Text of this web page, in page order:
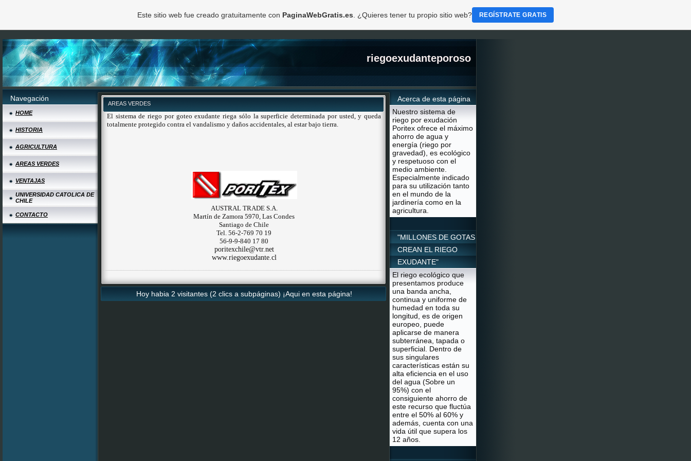
riegoexudanteporoso
Navegación
HOME
HISTORIA
AGRICULTURA
AREAS VERDES
VENTAJAS
UNIVERSIDAD CATOLICA DE
CHILE
CONTACTO
AREAS VERDES
El sistema de riego por goteo exudante riega sólo la superficie determinada por usted, y queda
totalmente protegido contra el vandalismo y daños accidentales, al estar bajo tierra.
AUSTRAL TRADE S.A.
Martín de Zamora 5970, Las Condes
Santiago de Chile
Tel. 56-2-769 70 19
56-9-9-840 17 80
poritexchile@vtr.net
www.riegoexudante.cl
Hoy habia 2 visitantes (2 clics a subpáginas) ¡Aqui en esta página!
Acerca de esta página
Nuestro sistema de
riego por exudación
Poritex ofrece el máximo
ahorro de agua y
energía (riego por
gravedad), es ecológico
y respetuoso con el
medio ambiente.
Especialmente indicado
para su utilización tanto
en el mundo de la
jardinería como en la
agricultura.
"MILLONES DE GOTAS
CREAN EL RIEGO
EXUDANTE"
El riego ecológico que
presentamos produce
una banda ancha,
continua y uniforme de
humedad en toda su
longitud, es de origen
europeo, puede
aplicarse de manera
subterránea, tapada o
superficial. Dentro de
sus singulares
características están su
alta eficiencia en el uso
del agua (Sobre un
95%) con el
consiguiente ahorro de
este recurso que fluctúa
entre el 50% al 60% y
además, cuenta con una
vida útil que supera los
12 años.
Este sitio web fue creado gratuitamente con PaginaWebGratis.es . ¿Quieres tener tu propio sitio web? REGÍSTRATE GRATIS